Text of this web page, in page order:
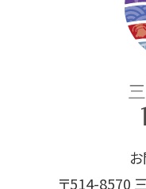
〒514-8570